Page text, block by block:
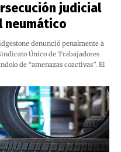
judicial
neumático
denunció penalmente a
Único de Trabajadores
de “amenazas coactivas”. El